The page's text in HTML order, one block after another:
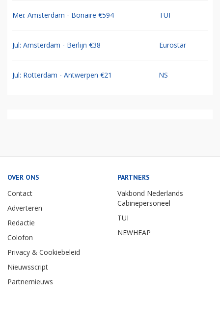
Mei: Amsterdam - Bonaire €594 TUI
Jul: Amsterdam - Berlijn €38 Eurostar
Jul: Rotterdam - Antwerpen €21 NS
OVER ONS
Contact
Adverteren
Redactie
Colofon
Privacy & Cookiebeleid
Nieuwsscript
Partnernieuws
PARTNERS
Vakbond Nederlands
Cabinepersoneel
TUI
NEWHEAP